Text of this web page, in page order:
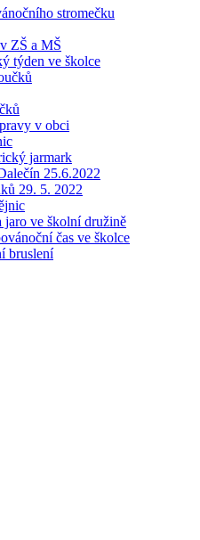
stromečku
ZŠ a MŠ
týden ve školce
v obci
jarmark
25.6.2022
29. 5. 2022
jaro ve školní družině
čas ve školce
bruslení